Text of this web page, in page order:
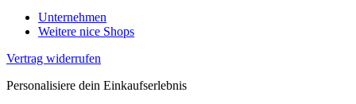
Unternehmen
Weitere nice Shops
Vertrag widerrufen
Personalisiere dein Einkaufserlebnis